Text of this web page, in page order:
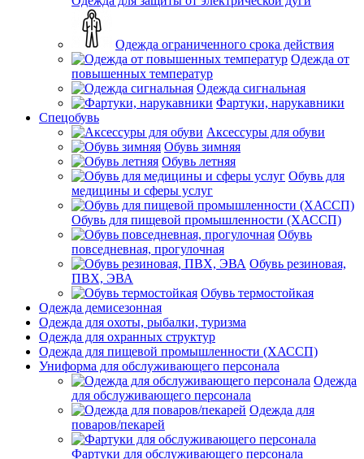
Одежда ограниченного срока действия
Одежда от
повышенных температур
Одежда сигнальная
Фартуки, нарукавники
Спецобувь
Аксессуры для обуви
Обувь зимняя
Обувь летняя
Обувь для
медицины и сферы услуг
Обувь для пищевой промышленности (ХАССП)
Обувь
повседневная, прогулочная
Обувь резиновая,
ПВХ, ЭВА
Обувь термостойкая
Одежда демисезонная
Одежда для охоты, рыбалки, туризма
Одежда для охранных структур
Одежда для пищевой промышленности (ХАССП)
Униформа для обслуживающего персонала
Одежда
для обслуживающего персонала
Одежда для
поваров/пекарей
Фартуки для обслуживающего персонала